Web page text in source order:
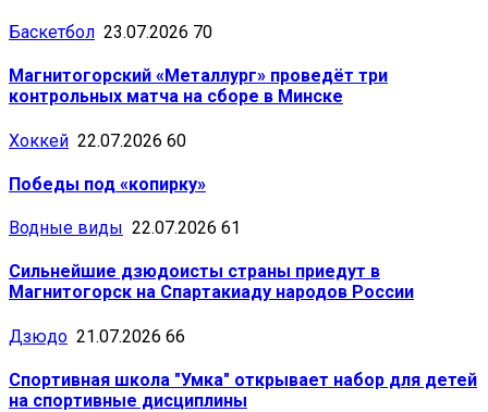
Баскетбол 23.07.2026 70
Магнитогорский «Металлург» проведёт три
контрольных матча на сборе в Минске
Хоккей 22.07.2026 60
Победы под «копирку»
Водные виды 22.07.2026 61
Сильнейшие дзюдоисты страны приедут в
Магнитогорск на Спартакиаду народов России
Дзюдо 21.07.2026 66
Спортивная школа "Умка" открывает набор для детей
на спортивные дисциплины